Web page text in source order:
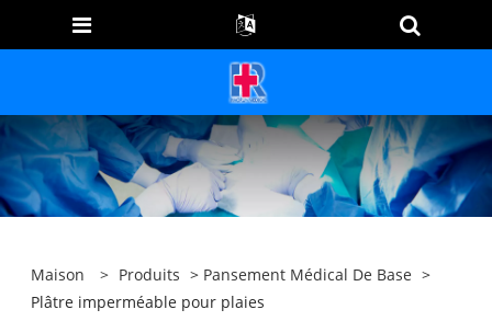
Maison > Produits > Pansement Médical De Base >
Plâtre imperméable pour plaies